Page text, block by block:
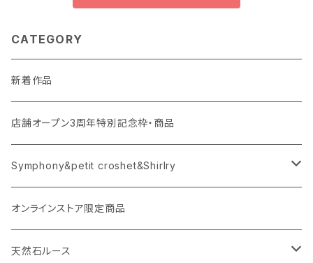
CATEGORY
新着作品
店舗オープン3周年特別記念枠・商品
Symphony&petit croshet&Shirlry
Symphony（シンフォニー）
Petit crochet（プチ・クロシェ）
オンラインストア限定商品
天然石ルース